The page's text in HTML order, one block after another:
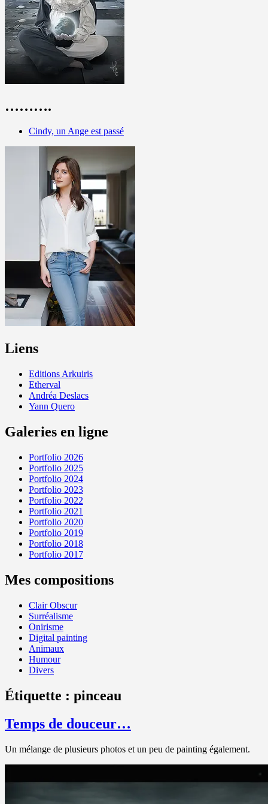
……….
Cindy, un Ange est passé
Liens
Editions Arkuiris
Etherval
Andréa Deslacs
Yann Quero
Galeries en ligne
Portfolio 2026
Portfolio 2025
Portfolio 2024
Portfolio 2023
Portfolio 2022
Portfolio 2021
Portfolio 2020
Portfolio 2019
Portfolio 2018
Portfolio 2017
Mes compositions
Clair Obscur
Surréalisme
Onirisme
Digital painting
Animaux
Humour
Divers
Étiquette : pinceau
Temps de douceur…
Un mélange de plusieurs photos et un peu de painting également.